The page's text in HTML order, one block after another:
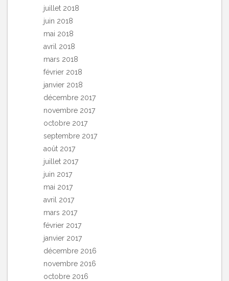
juillet 2018
juin 2018
mai 2018
avril 2018
mars 2018
février 2018
janvier 2018
décembre 2017
novembre 2017
octobre 2017
septembre 2017
août 2017
juillet 2017
juin 2017
mai 2017
avril 2017
mars 2017
février 2017
janvier 2017
décembre 2016
novembre 2016
octobre 2016